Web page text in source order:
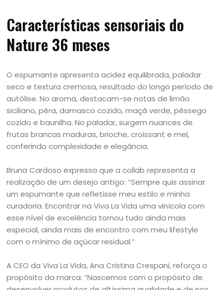
Características sensoriais do
Nature 36 meses
O espumante apresenta acidez equilibrada, paladar
seco e textura cremosa, resultado do longo período de
autólise. No aroma, destacam-se notas de limão
siciliano, pêra, damasco cozido, maçã verde, pêssego
cozido e baunilha. No paladar, surgem nuances de
frutas brancas maduras, brioche, croissant e mel,
conferindo complexidade e elegância.
Bruna Cardoso expressa que a collab representa a
realização de um desejo antigo: “Sempre quis assinar
um espumante que refletisse meu estilo e minha
curadoria. Encontrar na Viva La Vida uma vinícola com
esse nível de excelência tornou tudo ainda mais
especial, ainda mais de encontro com meu lifestyle
com o mínimo de açúcar residual.”
A CEO da Viva La Vida, Ana Cristina Crespani, reforça o
propósito da marca: “Nascemos com o propósito de